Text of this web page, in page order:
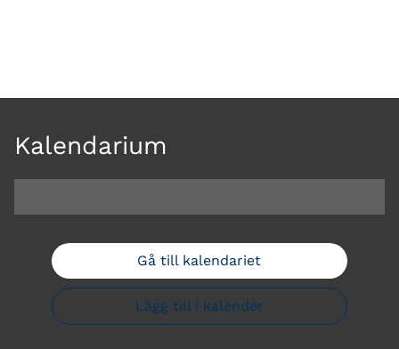
Kalendarium
Gå till kalendariet
Lägg till i kalender